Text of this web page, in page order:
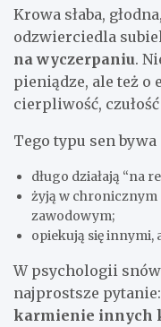
Krowa słaba,
odzwierciedla
na wyczerpaniu.
pieniądze, ale też o
cierpliwość,
Tego typu sen
długo działają “na
żyją w
zawodowym;
opiekują się innymi,
W psychologii
najprostsze pytanie:
karmienie innych